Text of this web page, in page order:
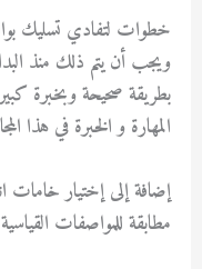
خطوات لتفادي تسليك
ويجب أن يتم ذلك منذ
بطريقة صحيحة وبخبرة
المهارة و الخبرة في هذا
إضافة إلى إختيار خامات
مطابقة للمواصفات